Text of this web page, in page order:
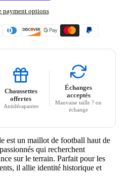
payment options
Chaussettes
offertes
Antidérapantes
Échanges
acceptés
Mauvaise taille ? on
échange
est un maillot de football haut de
qui recherchent
sur le terrain. Parfait pour les
il allie identité historique et